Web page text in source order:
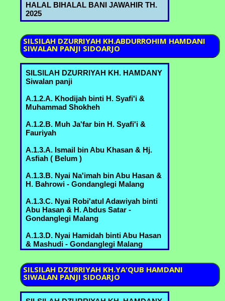
A.6.2.D. Nyai Asiyah bin Kyai
Abdurrahman & H. Abdulloh Ja'far bin
A.6.3.B. Kyai Machmud bin Ahmad
Marzuki & Nyai Sa'udah binti
Muchammad B.3.6.A. - Bureng
A.6.3.D. Kyai Sholeh bin Ahmad
Bureng
& Hj. Umi Habibah binti Sahlan
B.3.5.D.3. - Margorejo
A.6.3.F. Nyai Syifa' bin Ahmad Marzuki
& Kyai Idris Zainuddin - Bureng
A.6.3.G. Nyai Batul bin Ahmad Marzuki
& Ikhsan,Kyai Thoha - Bureng
B.3.5.B. Kyai Abdul Manan bin Mustofa
& Nyai Romlah bin Kyai Abdurrahman
A.6.2.A. - Bureng
B.3.5.C. Muchammad Nur bin Mustofa
& Umi Kulsum bin Thoyyib B.6.1.B.
B.3.5.D. Nyai Mas Khodijah binti
Mustofa & Kyai Sahlan bin Kyai Amin -
Margorejo
B.3.5.E. Idris Mustofa bin Mustofa &
HALAL BIHALAL BANI JAWAHIR TH.
2025
SILSILAH DZURRIYAH KH.ABDURROHIM HAMDANI
SIWALAN PANJI SIDOARJO
SILSILAH DZURRIYAH KH. HAMDANY
Siwalan panji
A.1.2.A. Khodijah binti H. Syafi'i &
Muhammad Shokheh
A.1.2.B. Muh Ja'far bin H. Syafi'i &
Fauriyah
A.1.3.A. Ismail bin Abu Khasan & Hj.
Asfiah ( Belum )
A.1.3.B. Nyai Na'imah bin Abu Hasan &
H. Bahrowi - Gondanglegi Malang
A.1.3.C. Nyai Robi'atul Adawiyah binti
Abu Hasan & H. Abdus Satar -
Gondanglegi Malang
A.1.3.D. Nyai Hamidah binti Abu Hasan
& Mashudi - Gondanglegi Malang
A.2.1.A. Nyai Marhamah binti Muniroh
A.2.1.B. Nyai Rohmah binti Muniroh &
..........
SILSILAH DZURRIYAH KH.YA'QUB HAMDANI
SIWALAN PANJI SIDOARJO